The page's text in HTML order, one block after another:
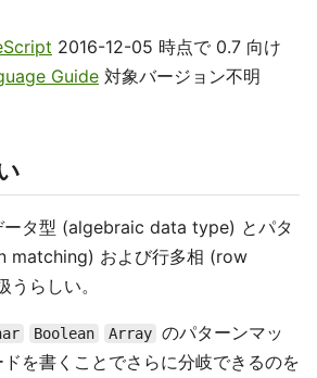
2016-12-05 時点で 0.7 向け
Guide 対象バージョン不明
ータ型 (algebraic data type) とパタ
matching) および行多相 (row
らしい。
Boolean Array のパターンマッ
を書くことでさらに分岐できるのを